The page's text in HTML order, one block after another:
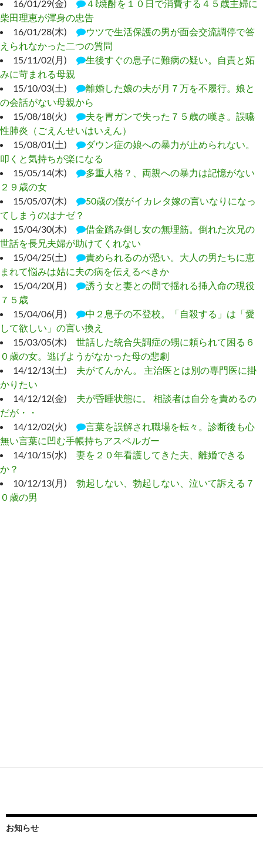
16/01/29(金)
４ℓ焼酎を１０日で消費する４５歳主婦に
柴田理恵が渾身の忠告
16/01/28(木)
ウツで生活保護の男が面会交流調停で答
えられなかった二つの質問
15/11/02(月)
生後すぐの息子に難病の疑い。自責と妬
みに苛まれる母親
15/10/03(土)
離婚した娘の夫が月７万を不履行。娘と
の会話がない母親から
15/08/18(火)
夫を胃ガンで失った７５歳の嘆き。誤嚥
性肺炎（ごえんせいはいえん）
15/08/01(土)
ダウン症の娘への暴力が止められない。
叩くと気持ちが楽になる
15/05/14(木)
多重人格？、両親への暴力は記憶がない
２９歳の女
15/05/07(木)
50歳の僕がイカレタ嫁の言いなりになっ
てしまうのはナゼ？
15/04/30(木)
借金踏み倒し女の無理筋。倒れた次兄の
世話を長兄夫婦が助けてくれない
15/04/25(土)
責められるのが恐い。大人の男たちに恵
まれて悩みは姑に夫の病を伝えるべきか
15/04/20(月)
誘う女と妻との間で揺れる挿入命の現役
７５歳
15/04/06(月)
中２息子の不登校。「自殺する」は「愛
して欲しい」の言い換え
15/03/05(木) 世話した統合失調症の甥に頼られて困る６
０歳の女。逃げようがなかった母の悲劇
14/12/13(土) 夫がてんかん。 主治医とは別の専門医に掛
かりたい
14/12/12(金) 夫が昏睡状態に。 相談者は自分を責めるの
だが・・
14/12/02(火)
言葉を誤解され職場を転々。診断後も心
無い言葉に凹む手帳持ちアスペルガー
14/10/15(水) 妻を２０年看護してきた夫、離婚できる
か？
10/12/13(月) 勃起しない、勃起しない、泣いて訴える７
０歳の男
お知らせ